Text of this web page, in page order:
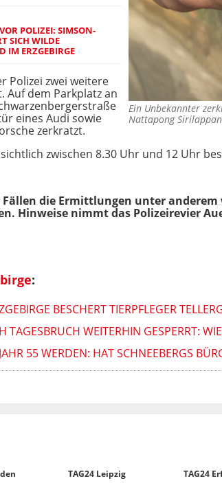
Ein Unbekannter
Nattapong
POLIZEI: SIMSON-
SICH WILDE
IM ERZGEBIRGE
Polizei zwei weitere
Auf dem Parkplatz an
eines Audi sowie
zerkratzt.
zwischen 8.30 Uhr und 12 Uhr
die Ermittlungen unter
Hinweise nimmt das Polizeirevier
:
BESCHERT TIERPFLEGER
TAGESBRUCH WEITERHIN GESPERRT:
55 WERDEN: HAT SCHNEEBERGS
TAG24 Leipzig
TAG24